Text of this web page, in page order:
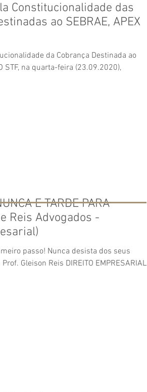
Constitucionalidade das
ao SEBRAE, APEX
da Cobrança Destinada ao
STF, na quarta-feira (23.09.2020),
E TARDE PARA
Reis Advogados -
passo! Nunca desista dos seus
Gleison Reis DIREITO EMPRESARIAL